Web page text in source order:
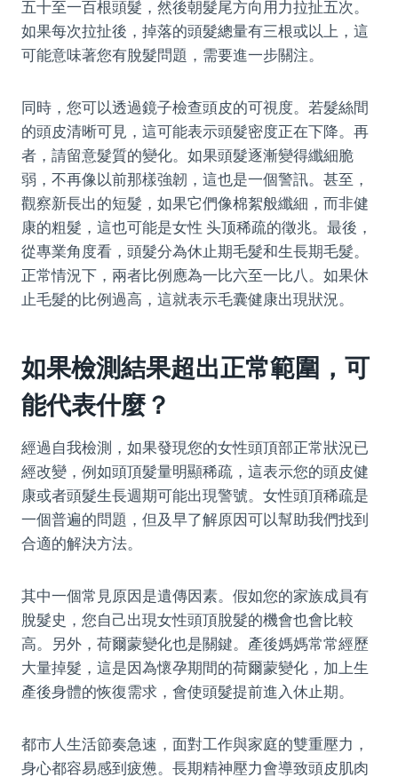
五十至一百根頭髮，然後朝髮尾方向用力拉扯五次。
如果每次拉扯後，掉落的頭髮總量有三根或以上，這
可能意味著您有脫髮問題，需要進一步關注。
同時，您可以透過鏡子檢查頭皮的可視度。若髮絲間
的頭皮清晰可見，這可能表示頭髮密度正在下降。再
者，請留意髮質的變化。如果頭髮逐漸變得纖細脆
弱，不再像以前那樣強韌，這也是一個警訊。甚至，
觀察新長出的短髮，如果它們像棉絮般纖細，而非健
康的粗髮，這也可能是女性 头顶稀疏的徵兆。最後，
從專業角度看，頭髮分為休止期毛髮和生長期毛髮。
正常情況下，兩者比例應為一比六至一比八。如果休
止毛髮的比例過高，這就表示毛囊健康出現狀況。
如果檢測結果超出正常範圍，可
能代表什麼？
經過自我檢測，如果發現您的女性頭頂部正常狀況已
經改變，例如頭頂髮量明顯稀疏，這表示您的頭皮健
康或者頭髮生長週期可能出現警號。女性頭頂稀疏是
一個普遍的問題，但及早了解原因可以幫助我們找到
合適的解決方法。
其中一個常見原因是遺傳因素。假如您的家族成員有
脫髮史，您自己出現女性頭頂脫髮的機會也會比較
高。另外，荷爾蒙變化也是關鍵。產後媽媽常常經歷
大量掉髮，這是因為懷孕期間的荷爾蒙變化，加上生
產後身體的恢復需求，會使頭髮提前進入休止期。
都市人生活節奏急速，面對工作與家庭的雙重壓力，
身心都容易感到疲憊。長期精神壓力會導致頭皮肌肉